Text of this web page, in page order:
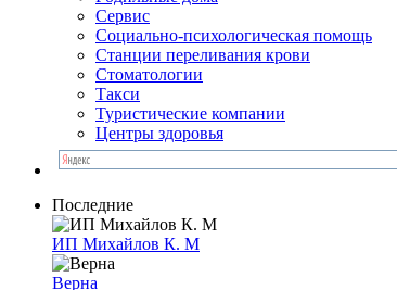
Сервис
Социально-психологическая помощь
Станции переливания крови
Стоматологии
Такси
Туристические компании
Центры здоровья
Последние
ИП Михайлов К. М
Верна